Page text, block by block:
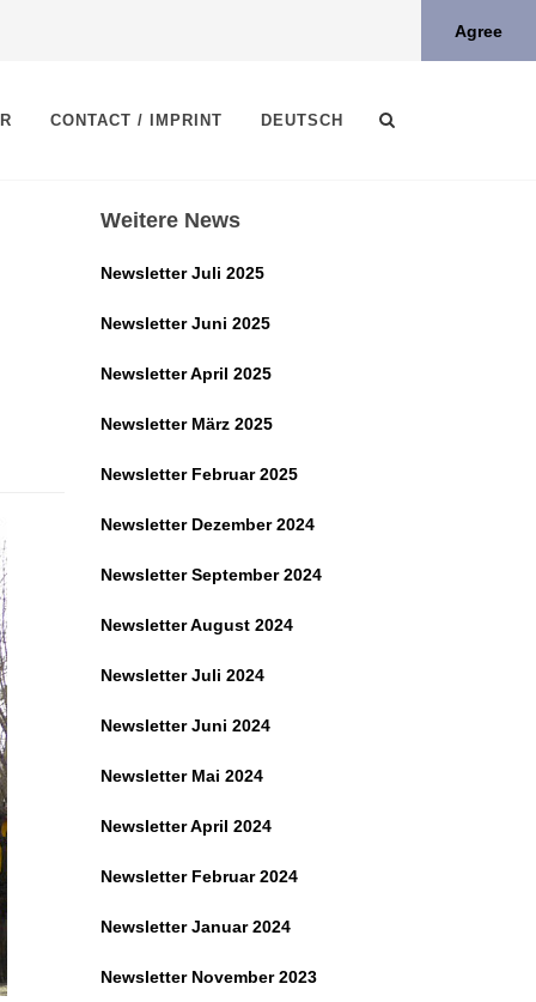
Agree
CONTACT / IMPRINT DEUTSCH
Weitere News
Newsletter Juli 2025
Newsletter Juni 2025
Newsletter April 2025
Newsletter März 2025
Newsletter Februar 2025
Newsletter Dezember 2024
Newsletter September 2024
Newsletter August 2024
Newsletter Juli 2024
Newsletter Juni 2024
Newsletter Mai 2024
Newsletter April 2024
Newsletter Februar 2024
Newsletter Januar 2024
Newsletter November 2023